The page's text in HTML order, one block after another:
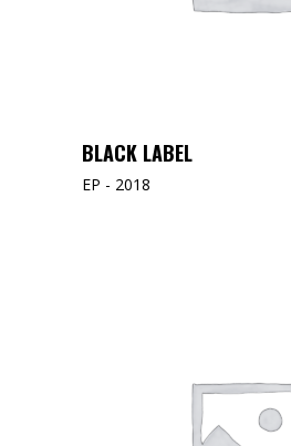
AJOUTER AU PANIER
BLACK LABEL
EP - 2018